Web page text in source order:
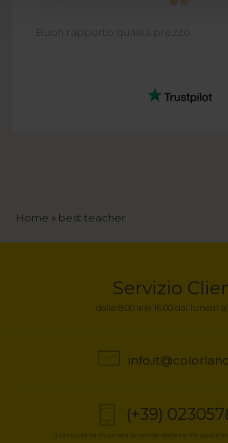
Buon rapporto qualità prezzo
Briciole
Home best teacher
Servizio
dalle 8:00 alle 16:00 dal lunedì
(+39)
Il costo della chiamata dipende dalla tariffa